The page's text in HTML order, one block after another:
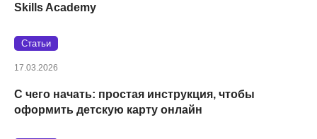
Skills Academy
Статьи
17.03.2026
С чего начать: простая инструкция, чтобы
оформить детскую карту онлайн